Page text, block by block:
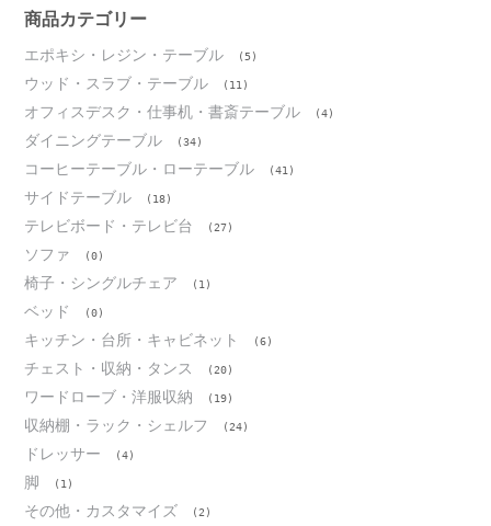
ブ
商品カテゴリー
エポキシ・レジン・テーブル (5)
ウッド・スラブ・テーブル (11)
オフィスデスク・仕事机・書斎テーブル (4)
ダイニングテーブル (34)
コーヒーテーブル・ローテーブル (41)
サイドテーブル (18)
テレビボード・テレビ台 (27)
ソファ (0)
椅子・シングルチェア (1)
ベッド (0)
キッチン・台所・キャビネット (6)
チェスト・収納・タンス (20)
ワードローブ・洋服収納 (19)
収納棚・ラック・シェルフ (24)
ドレッサー (4)
脚 (1)
その他・カスタマイズ (2)